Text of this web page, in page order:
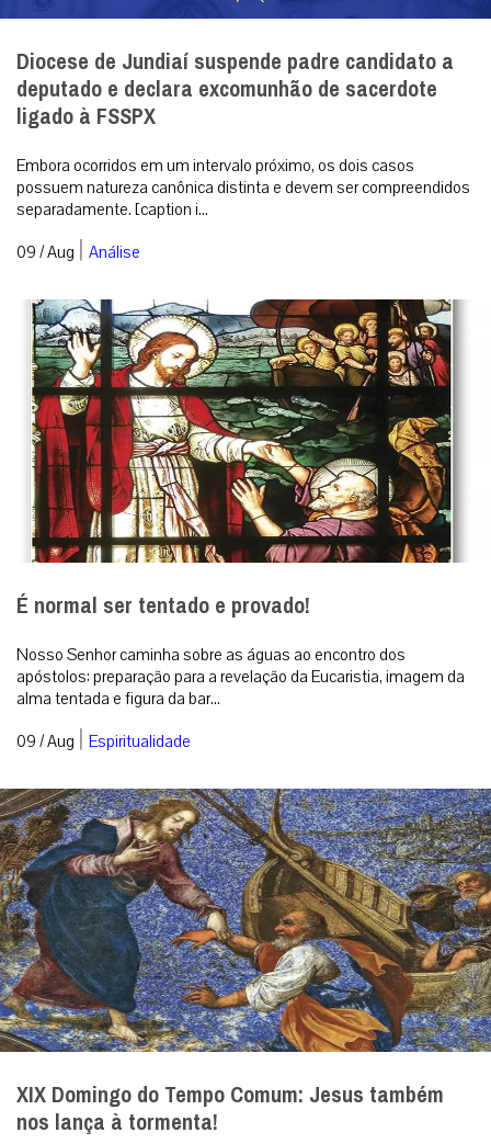
Diocese de Jundiaí suspende padre candidato a
deputado e declara excomunhão de sacerdote
ligado à FSSPX
Embora ocorridos em um intervalo próximo, os dois casos
possuem natureza canônica distinta e devem ser compreendidos
separadamente. [caption i...
09 / Aug | Análise
É normal ser tentado e provado!
Nosso Senhor caminha sobre as águas ao encontro dos
apóstolos: preparação para a revelação da Eucaristia, imagem da
alma tentada e figura da bar...
09 / Aug | Espiritualidade
XIX Domingo do Tempo Comum: Jesus também
nos lança à tormenta!